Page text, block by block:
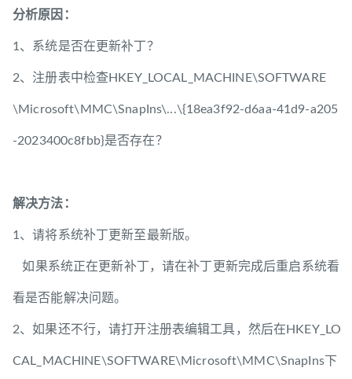
分析原因：
1、系统是否在更新补丁？
2、注册表中检查HKEY_LOCAL_MACHINE\SOFTWARE
\Microsoft\MMC\SnapIns\...\{18ea3f92-d6aa-41d9-a205
-2023400c8fbb}是否存在？
解决方法：
1、请将系统补丁更新至最新版。
如果系统正在更新补丁，请在补丁更新完成后重启系统看
看是否能解决问题。
2、如果还不行，请打开注册表编辑工具，然后在HKEY_LO
CAL_MACHINE\SOFTWARE\Microsoft\MMC\SnapIns下